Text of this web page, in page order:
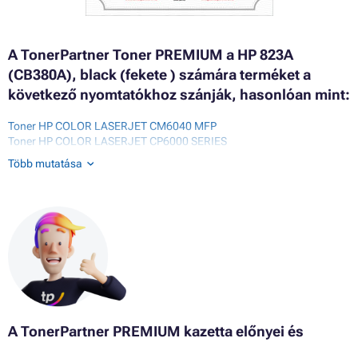
A TonerPartner Toner PREMIUM a HP 823A
(CB380A), black (fekete ) számára terméket a
következő nyomtatókhoz szánják, hasonlóan mint:
Toner HP COLOR LASERJET CM6040 MFP
Toner HP COLOR LASERJET CP6000 SERIES
Toner HP COLOR LASERJET CP6015
Toner HP COLOR LASERJET CP6015 SERIES
Toner HP COLOR LASERJET CP6015DNE
Toner HP COLOR LASERJET CP6015N
Toner HP COLOR LASERJET CP6015X
Toner HP COLOR LASERJET CP6015XH
Több mutatása
A TonerPartner PREMIUM kazetta előnyei és